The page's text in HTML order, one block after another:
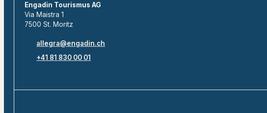
Engadin Tourismus AG
Via Maistra 1
7500 St. Moritz
allegra@engadin.ch
+41 81 830 00 01